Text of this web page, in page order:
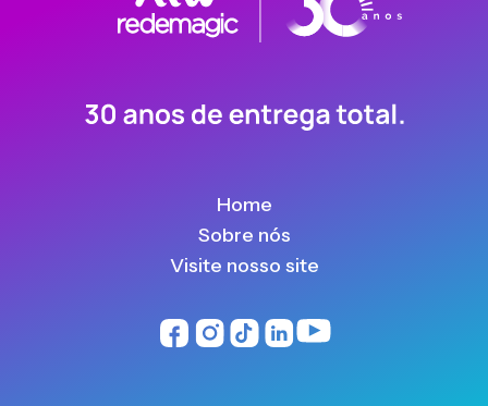
Home
Sobre nós
Visite nosso site